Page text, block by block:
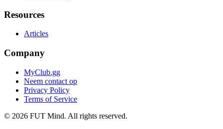
Resources
Articles
Company
MyClub.gg
Neem contact op
Privacy Policy
Terms of Service
© 2026 FUT Mind. All rights reserved.